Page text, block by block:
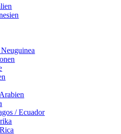
/ Ecuador